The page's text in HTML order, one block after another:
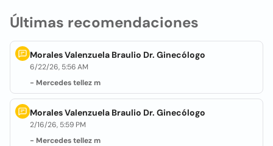
Últimas recomendaciones
Morales Valenzuela Braulio Dr. Ginecólogo
6/22/26, 5:56 AM
- Mercedes tellez m
Morales Valenzuela Braulio Dr. Ginecólogo
2/16/26, 5:59 PM
- Mercedes tellez m